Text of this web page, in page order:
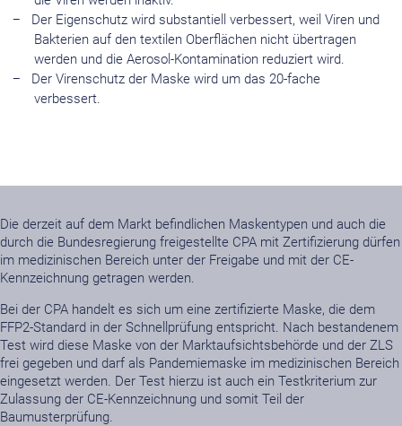
Der Eigenschutz wird substantiell verbessert, weil Viren und
Bakterien auf den textilen Oberflächen nicht übertragen
werden und die Aerosol-Kontamination reduziert wird.
Der Virenschutz der Maske wird um das 20-fache
verbessert.
Die derzeit auf dem Markt befindlichen Maskentypen und auch die
durch die Bundesregierung freigestellte CPA mit Zertifizierung dürfen
im medizinischen Bereich unter der Freigabe und mit der CE-
Kennzeichnung getragen werden.
Bei der CPA handelt es sich um eine zertifizierte Maske, die dem
FFP2-Standard in der Schnellprüfung entspricht. Nach bestandenem
Test wird diese Maske von der Marktaufsichtsbehörde und der ZLS
frei gegeben und darf als Pandemiemaske im medizinischen Bereich
eingesetzt werden. Der Test hierzu ist auch ein Testkriterium zur
Zulassung der CE-Kennzeichnung und somit Teil der
Baumusterprüfung.